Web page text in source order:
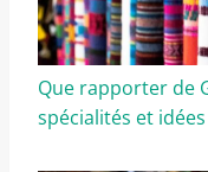
Que rapporter de
spécialités et